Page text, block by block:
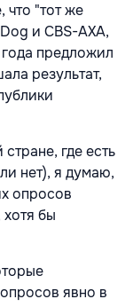
что "тот же
и CBS-AXA,
предложил
результат,
где есть
нет), я думаю,
опросов
бы
явно в